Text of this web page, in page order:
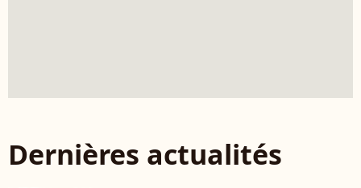
Dernières actualités